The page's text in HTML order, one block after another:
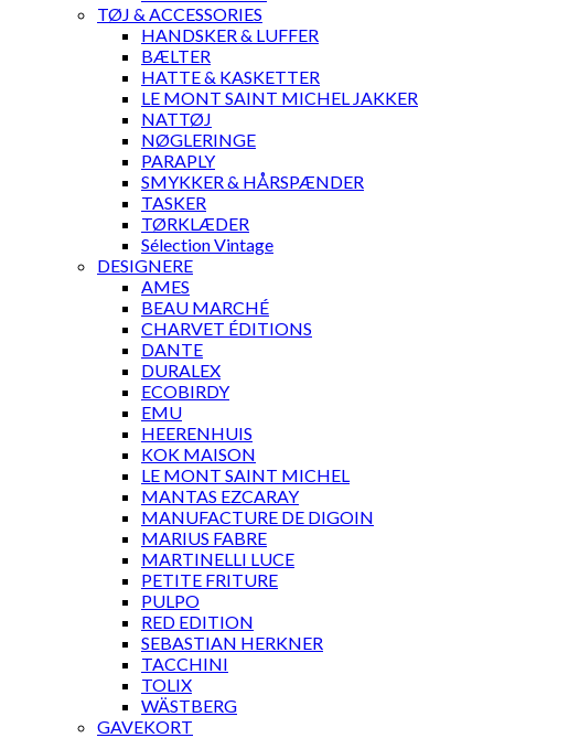
TØJ & ACCESSORIES
HANDSKER & LUFFER
BÆLTER
HATTE & KASKETTER
LE MONT SAINT MICHEL JAKKER
NATTØJ
NØGLERINGE
PARAPLY
SMYKKER & HÅRSPÆNDER
TASKER
TØRKLÆDER
Sélection Vintage
DESIGNERE
AMES
BEAU MARCHÉ
CHARVET ÉDITIONS
DANTE
DURALEX
ECOBIRDY
EMU
HEERENHUIS
KOK MAISON
LE MONT SAINT MICHEL
MANTAS EZCARAY
MANUFACTURE DE DIGOIN
MARIUS FABRE
MARTINELLI LUCE
PETITE FRITURE
PULPO
RED EDITION
SEBASTIAN HERKNER
TACCHINI
TOLIX
WÄSTBERG
GAVEKORT